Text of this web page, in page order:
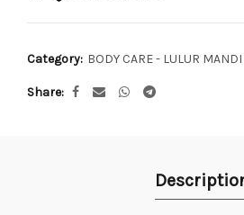
Category: BODY CARE - LULUR
Share